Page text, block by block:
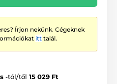
Írjon nekünk. Cégeknek
itt talál.
-tól/től 15 029 Ft